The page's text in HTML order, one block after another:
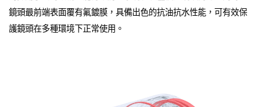
鏡頭最前端表面覆有氟鍍膜，具備出色的抗油抗水性能，可有效保
護鏡頭在多種環境下正常使用。